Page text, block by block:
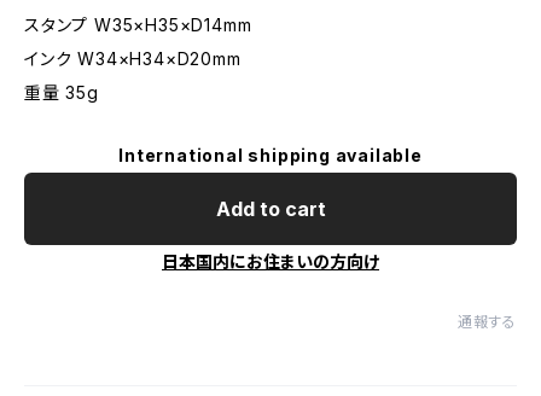
スタンプ W35×H35×D14mm
インク W34×H34×D20mm
重量 35g
International shipping available
Add to cart
日本国内にお住まいの方向け
通報する